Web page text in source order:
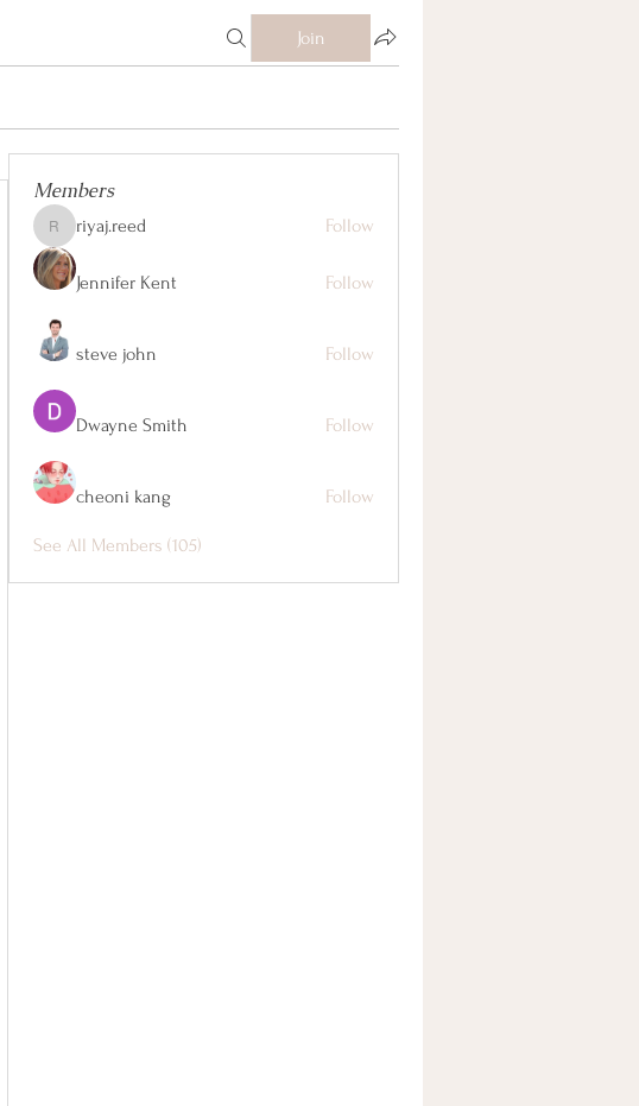
Join
Members
riyaj.reed
riyaj.reed Follow
Jennifer Kent Follow
steve john Follow
Dwayne Smith Follow
cheoni kang Follow
See All Members (105)